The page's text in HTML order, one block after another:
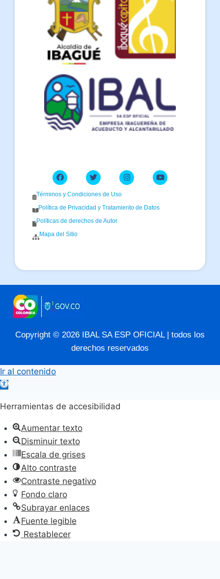
Términos y Condiciones de Uso
Política de Privacidad y Tratamiento de Datos
Políticas de derechos de Autor
Mapa del Sitio
Copyright © 2026 IBAL SA ESP OFICIAL | todos los
derechos reservados
Ir al contenido
Abrir
de
herramientas
Herramientas de accesibilidad
Aumentar texto
Disminuir texto
Escala de grises
Alto contraste
Contraste negativo
Fondo claro
Subrayar enlaces
Fuente legible
Restablecer